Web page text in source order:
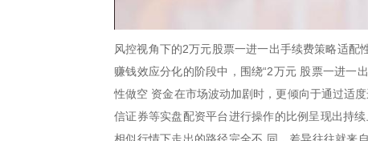
风控视角下的2万元股票一进一出手续费策略适配
赚钱效应分化的阶段中，围绕“2万元 股票一进一
性做空 资金在市场波动加剧时，更倾向于通过适
信证券等实盘配资平台进行操作的比例呈现出持
相似行情下走出的路径完全不 同，差异往往就来